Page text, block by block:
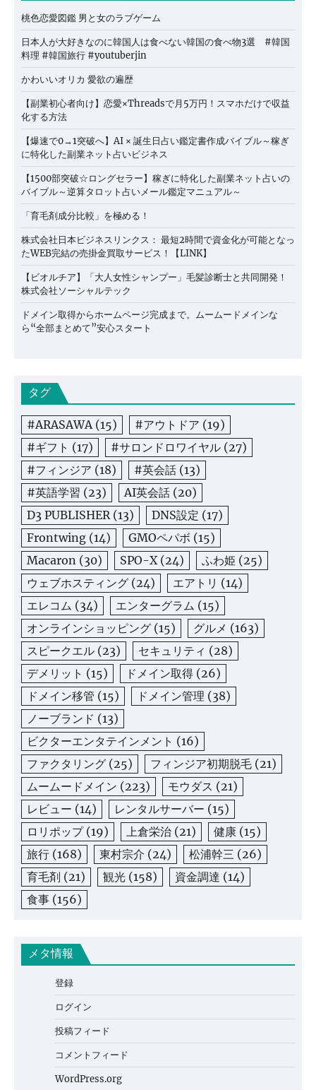
桃色恋愛図鑑 男と女のラブゲーム
日本人が大好きなのに韓国人は食べない韓国の食べ物3選 #韓国
料理 #韓国旅行 #youtuberjin
かわいいオリカ 愛欲の遍歴
【副業初心者向け】恋愛×Threadsで月5万円！スマホだけで収益
化する方法
【爆速で0→1突破へ】AI × 誕生日占い鑑定書作成バイブル～稼ぎ
に特化した副業ネット占いビジネス
【1500部突破☆ロングセラー】稼ぎに特化した副業ネット占いの
バイブル～逆算タロット占いメール鑑定マニュアル～
「育毛剤成分比較」を極める！
株式会社日本ビジネスリンクス： 最短2時間で資金化が可能となっ
たWEB完結の売掛金買取サービス！【LINK】
【ビオルチア】「大人女性シャンプー」毛髪診断士と共同開発！
株式会社ソーシャルテック
ドメイン取得からホームページ完成まで。ムームードメインな
ら“全部まとめて”安心スタート
タグ
#ARASAWA(15) #アウトドア (19)
#ギフト (17) #サロンドロワイヤル (27)
#フィンジア (18) #英会話 (13)
#英語学習 (23) AI英会話 (20)
D3 PUBLISHER(13) DNS設定 (17)
Frontwing (14) GMOペパボ (15)
Macaron (30) SPO-X(24) ふわ姫 (25)
ウェブホスティング (24) エアトリ (14)
エレコム (34) エンターグラム (15)
オンラインショッピング (15) グルメ (163)
スピークエル (23) セキュリティ (28)
デメリット (15) ドメイン取得 (26)
ドメイン移管 (15) ドメイン管理 (38)
ノーブランド (13)
ビクターエンタテインメント (16)
ファクタリング (25) フィンジア初期脱毛 (21)
ムームードメイン (223) モウダス (21)
レビュー (14) レンタルサーバー (15)
ロリポップ(19) 上倉栄治 (21) 健康 (15)
旅行 (168) 東村宗介 (24) 松浦幹三 (26)
育毛剤 (21) 観光 (158) 資金調達 (14)
食事 (156)
メタ情報
登録
ログイン
投稿フィード
コメントフィード
WordPress.org